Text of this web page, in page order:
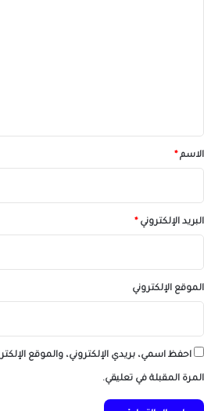
*الاسم *
البريد الإلكتروني *
الموقع الإلكتروني
احفظ اسمي، بريدي الإلكتروني، والموقع
المرة المقبلة في تعليقي.